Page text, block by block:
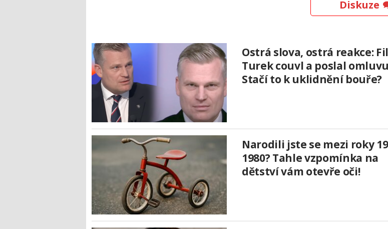
Diskuze
Ostrá slova, ostrá reakce:
Turek couvl a poslal
Stačí to k uklidnění bouře?
Narodili jste se mezi roky
1980? Tahle vzpomínka na
dětství vám otevře oči!